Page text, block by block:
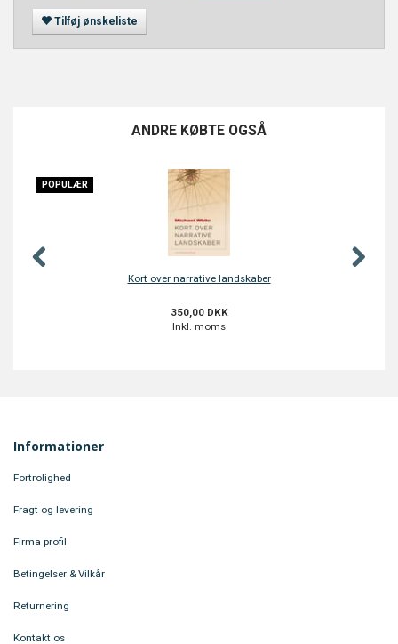
Tilføj ønskeliste
ANDRE KØBTE OGSÅ
POPULÆR
Kort over narrative landskaber
350,00 DKK
Inkl. moms
Informationer
Fortrolighed
Fragt og levering
Firma profil
Betingelser & Vilkår
Returnering
Kontakt os